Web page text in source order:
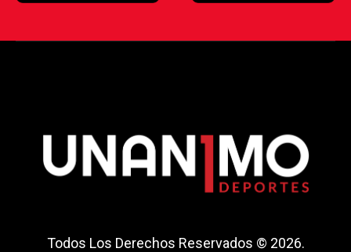
Todos Los Derechos Reservados © 2026.